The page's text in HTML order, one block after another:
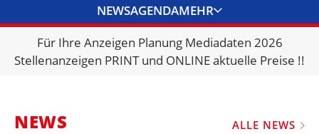
NEWSAGENDAMEHR
BRANCHENLINKS
VERMIETER
Für Ihre Anzeigen Planung Mediadaten 2026
Stellenanzeigen PRINT und ONLINE aktuelle Preise !!
NEWS ALLE NEWS